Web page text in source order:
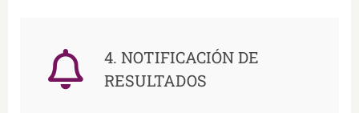
4. NOTIFICACIÓN DE
RESULTADOS